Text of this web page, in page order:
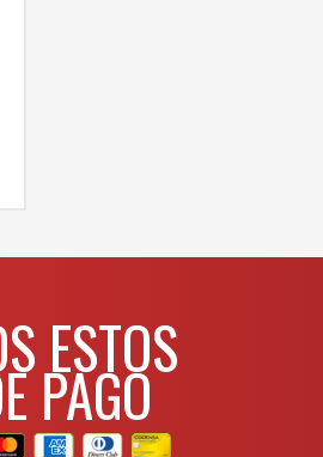
ESTOS
PAGO